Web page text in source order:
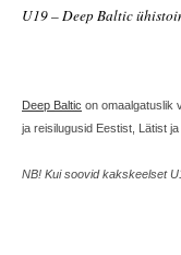
U19 – Deep Baltic
Deep Baltic on omaalgatuslik
ja reisilugusid Eestist, Lätist ja
NB! Kui soovid kakskeelset